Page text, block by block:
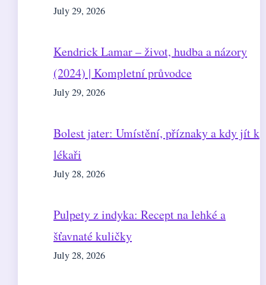
July 29, 2026
Kendrick Lamar – život, hudba a názory
(2024) | Kompletní průvodce
July 29, 2026
Bolest jater: Umístění, příznaky a kdy jít k
lékaři
July 28, 2026
Pulpety z indyka: Recept na lehké a
šťavnaté kuličky
July 28, 2026